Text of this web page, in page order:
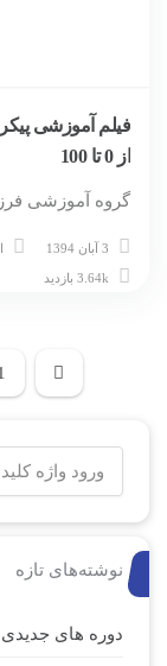
از 0 تا 100
گروه آموزشی
3 آبان 1394
نوشته‌های تازه
دوره های جدیدی که در